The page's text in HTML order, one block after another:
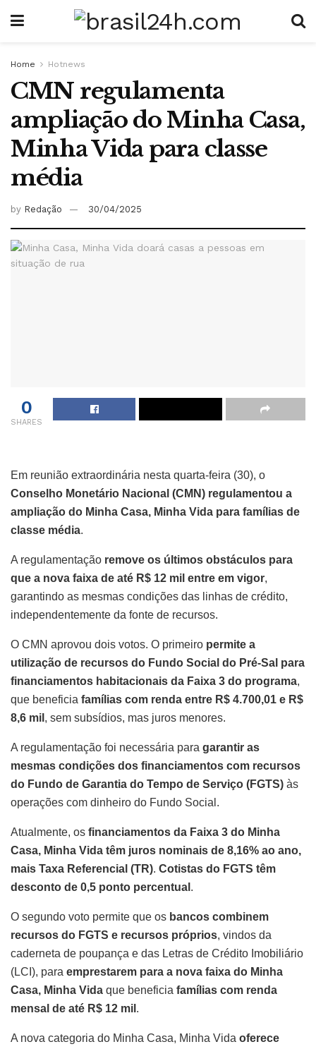
Home Hotnews
CMN regulamenta
ampliação do Minha Casa,
Minha Vida para classe
média
by Redação 30/04/2025
0
SHARES
Em reunião extraordinária nesta quarta-feira (30), o
Conselho Monetário Nacional (CMN) regulamentou a
ampliação do Minha Casa, Minha Vida para famílias de
classe média.
A regulamentação remove os últimos obstáculos para
que a nova faixa de até R$ 12 mil entre em vigor,
garantindo as mesmas condições das linhas de crédito,
independentemente da fonte de recursos.
O CMN aprovou dois votos. O primeiro permite a
utilização de recursos do Fundo Social do Pré-Sal para
financiamentos habitacionais da Faixa 3 do programa,
que beneficia famílias com renda entre R$ 4.700,01 e R$
8,6 mil , sem subsídios, mas juros menores.
A regulamentação foi necessária para garantir as
mesmas condições dos financiamentos com recursos
do Fundo de Garantia do Tempo de Serviço (FGTS) às
operações com dinheiro do Fundo Social.
Atualmente, os financiamentos da Faixa 3 do Minha
Casa, Minha Vida têm juros nominais de 8,16% ao ano,
mais Taxa Referencial (TR). Cotistas do FGTS têm
desconto de 0,5 ponto percentual .
O segundo voto permite que os bancos combinem
recursos do FGTS e recursos próprios, vindos da
caderneta de poupança e das Letras de Crédito Imobiliário
(LCI), para emprestarem para a nova faixa do Minha
Casa, Minha Vida que beneficia famílias com renda
mensal de até R$ 12 mil .
A nova categoria do Minha Casa, Minha Vida oferece